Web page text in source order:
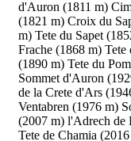
d'Auron (1811 m)
(1821 m) Croix du
m) Tete du Sapet
Frache (1868 m) Tete
(1890 m) Tete du
Sommet d'Auron
de la Crete d'Ars
Ventabren (1976 m)
(2007 m) l'Adrech de
Tete de Chamia